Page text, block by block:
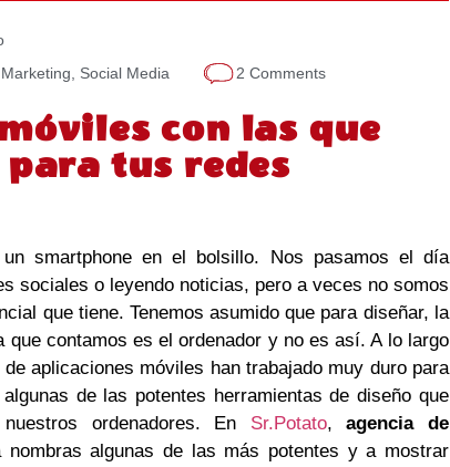
Marketing Social Media 2 Comments
con las que
tus redes
smartphone en el bolsillo. Nos pasamos el día
sociales o leyendo noticias, pero a veces no somos
que tiene. Tenemos asumido que para diseñar, la
que contamos es el ordenador y no es así. A lo largo
aplicaciones móviles han trabajado muy duro para
de las potentes herramientas de diseño que
ordenadores. En Sr.Potato,agencia de
algunas de las más potentes y a mostrar